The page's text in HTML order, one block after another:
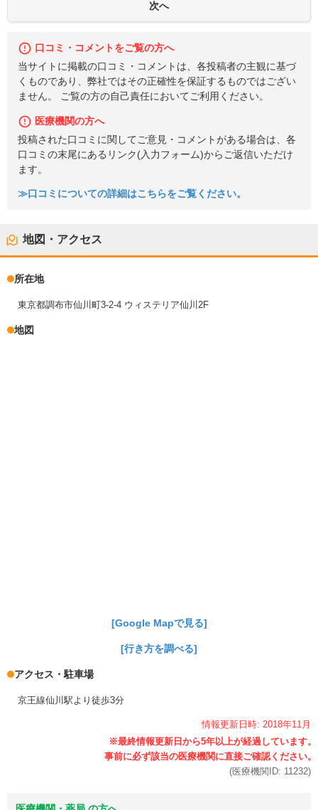
口コミ・コメントをご覧の方へ
当サイトに掲載の口コミ・コメントは、各投稿者の主観に基づ
くものであり、弊社ではその正確性を保証するものではござい
ません。 ご覧の方の自己責任においてご利用ください。
医療機関の方へ
投稿された口コミに関してご意見・コメントがある場合は、各
口コミの末尾にあるリンク(入力フォーム)からご返信いただけ
ます。
≫口コミについての詳細はこちらをご覧ください。
地図・アクセス
所在地
東京都調布市仙川町3-2-4 ウィステリア仙川2F
地図
[Google Mapで見る]
[行き方を調べる]
アクセス・駐車場
京王線仙川駅より徒歩3分
情報更新日時: 2018年11月
(医療機関ID: 11232)